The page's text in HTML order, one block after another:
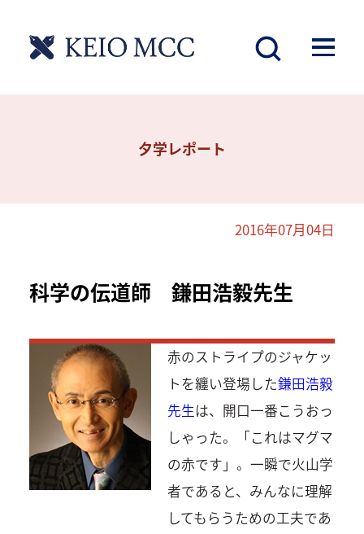
夕学レポート
2016年07月04日
科学の伝道師 鎌田浩毅先生
赤のストライプのジャケッ
トを纏い登場した鎌田浩毅
先生は、開口一番こうおっ
しゃった。「これはマグマ
の赤です」。一瞬で火山学
者であると、みんなに理解
してもらうための工夫であ